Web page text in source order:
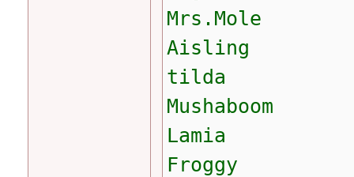
Mrs.Mole
Aisling
tilda
Mushaboom
Lamia
Froggy